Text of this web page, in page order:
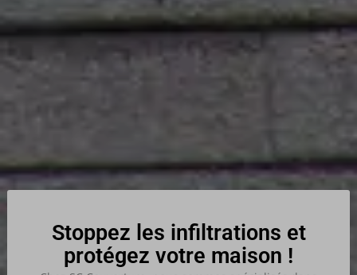
Stoppez les infiltrations et
protégez votre maison !